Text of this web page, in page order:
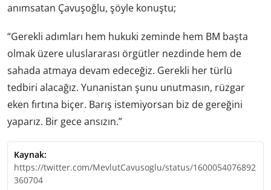
anımsatan Çavuşoğlu, şöyle konuştu;
“Gerekli adımları hem hukuki zeminde hem BM başta
olmak üzere uluslararası örgütler nezdinde hem de
sahada atmaya devam edeceğiz. Gerekli her türlü
tedbiri alacağız. Yunanistan şunu unutmasın, rüzgar
eken fırtına biçer. Barış istemiyorsan biz de gereğini
yaparız. Bir gece ansızın.”
Kaynak:
https://twitter.com/MevlutCavusoglu/status/1600054076892
360704